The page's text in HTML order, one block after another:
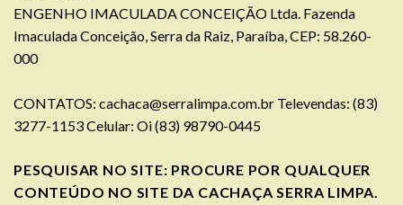
ENGENHO IMACULADA CONCEIÇÃO Ltda. Fazenda
Imaculada Conceição, Serra da Raiz, Paraíba, CEP: 58.260-
000
CONTATOS: cachaca@serralimpa.com.br Televendas: (83)
3277-1153 Celular: Oi (83) 98790-0445
PESQUISAR NO SITE: PROCURE POR QUALQUER
CONTEÚDO NO SITE DA CACHAÇA SERRA LIMPA.